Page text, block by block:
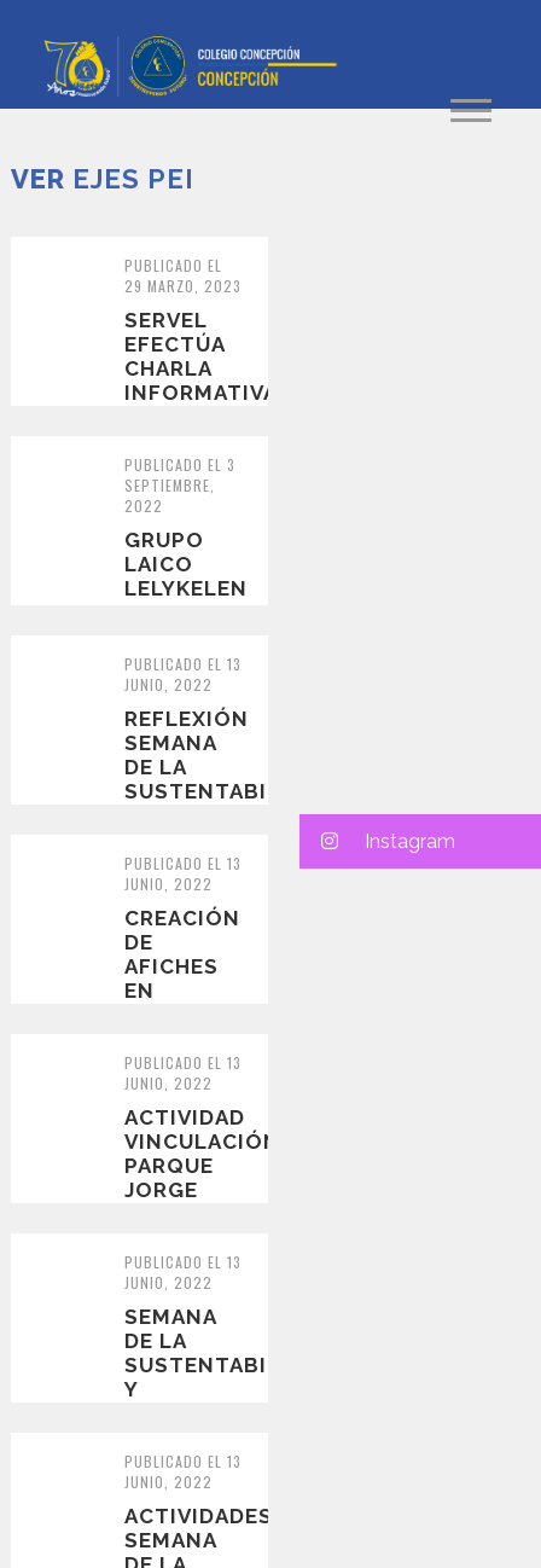
VER EJES PEI
PUBLICADO EL
29 MARZO, 2023
SERVEL
EFECTÚA
CHARLA
INFORMATIVA
PRÓXIMA
ELECCIÓN
DEL
CONSE...
PUBLICADO EL 3
SEPTIEMBRE,
2022
GRUPO
LAICO
LELYKELEN
PUBLICADO EL 13
JUNIO, 2022
REFLEXIÓN
SEMANA
DE LA
SUSTENTABILIDAD
ENERGÉTICA
PUBLICADO EL 13
JUNIO, 2022
CREACIÓN
DE
AFICHES
EN
PUBLICADO EL 13
JUNIO, 2022
ACTIVIDAD
VINCULACIÓN
PARQUE
JORGE
PUBLICADO EL 13
JUNIO, 2022
SEMANA
DE LA
SUSTENTABILIDAD
Y
SIEMBRA
DE
SEMILLAS
PUBLICADO EL 13
JUNIO, 2022
ACTIVIDADES
SEMANA
Instagram